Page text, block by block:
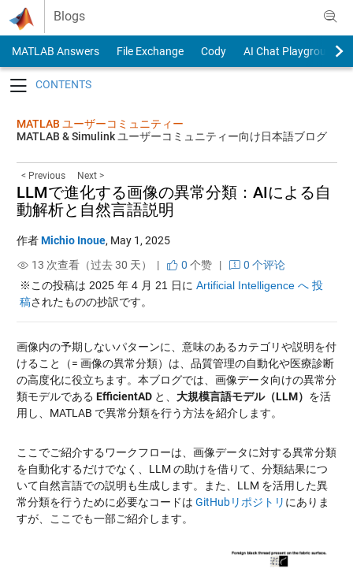
Skip to content
Blogs
MATLAB Answers File Exchange Cody
AI Chat Playground
MATLAB ユーザーコミュニティー
MATLAB & Simulink ユーザーコミュニティー向け日本語ブログ
< Previous Next >
LLMで進化する画像の異常分類：AIによる自
動解析と自然言語説明
作者Michio Inoue, May 1, 2025
13 次查看（过去 30 天） |
0 个赞|
0 个评论
※この投稿は 2025 年 4 月 21 日に Artificial Intelligence へ 投
稿されたものの抄訳です。
画像内の予期しないパターンに、意味のあるカテゴリや説明を付
けること（= 画像の異常分類）は、品質管理の自動化や医療診断
の高度化に役立ちます。本ブログでは、画像データ向けの異常分
類モデルである EfficientADと、 大規模言語モデル（LLM） を活
用し、MATLAB で異常分類を行う方法を紹介します。
ここでご紹介するワークフローは、画像データに対する異常分類
を自動化するだけでなく、LLM の助けを借りて、分類結果につ
いて自然言語での説明も生成します。また、LLM を活用した異
常分類を行うために必要なコードは GitHubリポジトリ にありま
すが、ここでも一部ご紹介します。